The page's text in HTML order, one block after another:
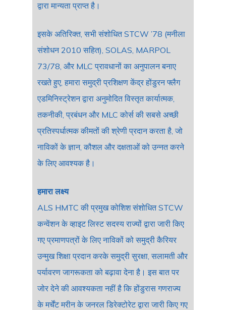
द्वारा मान्यता प्राप्त है।
इसके अतिरिक्त, सभी संशोधित STCW ’78 (मनीला
संशोधन 2010 सहित), SOLAS, MARPOL
73/78, और MLC प्रावधानों का अनुपालन बनाए
रखते हुए, हमारा समुद्री प्रशिक्षण केंद्र होंडुरन फ्लैग
एडमिनिस्ट्रेशन द्वारा अनुमोदित विस्तृत कार्यात्मक,
तकनीकी, प्रबंधन और MLC कोर्स की सबसे अच्छी
प्रतिस्पर्धात्मक कीमतों की श्रेणी प्रदान करता है, जो
नाविकों के ज्ञान, कौशल और दक्षताओं को उन्नत करने
के लिए आवश्यक है।
हमारा लक्ष्य
ALS HMTC की प्रमुख कोशिश संशोधित STCW
कन्वेंशन के व्हाइट लिस्ट सदस्य राज्यों द्वारा जारी किए
गए प्रमाणपत्रों के लिए नाविकों को समुद्री कैरियर
उन्मुख शिक्षा प्रदान करके समुद्री सुरक्षा, सलामती और
पर्यावरण जागरूकता को बढ़ावा देना है। इस बात पर
जोर देने की आवश्यकता नहीं है कि होंडुरास गणराज्य
के मर्चेंट मरीन के जनरल डिरेक्टोरेट द्वारा जारी किए गए